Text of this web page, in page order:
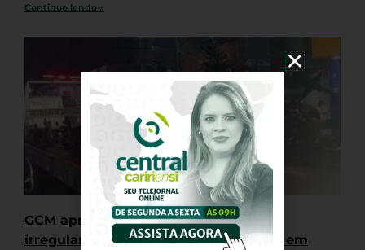
Continue lendo »
GCM apreende quatro motocicletas
irregulares durante “rolê” de veículos em